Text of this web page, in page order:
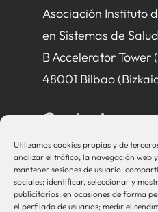
Utilizamos cookies propias y de
analizar el tráfico, la navegación web
mantener sesiones de usuario;
sociales; identificar, seleccionar y
publicitarios, en ocasiones de forma
el perfilado de usuarios; medir el
Asociación Instituto
en Sistemas de
B Accelerator Tower
48001 Bilbao
Contacto
bio-
944 00 77 90